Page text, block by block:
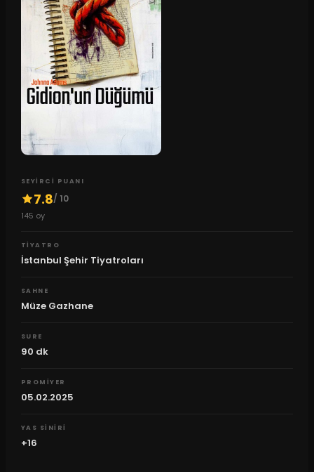
SEYIRCI PUANI
7.8/ 10
145 oy
TIYATRO
İstanbul Şehir Tiyatroları
SAHNE
Müze Gazhane
SURE
90 dk
PROMIYER
05.02.2025
YAS SINIRI
+16